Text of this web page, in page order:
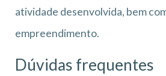
atividade desenvolvida, bem
empreendimento.
Dúvidas frequentes